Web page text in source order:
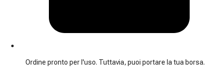
Ordine pronto per l'uso. Tuttavia, puoi portare la tua borsa.